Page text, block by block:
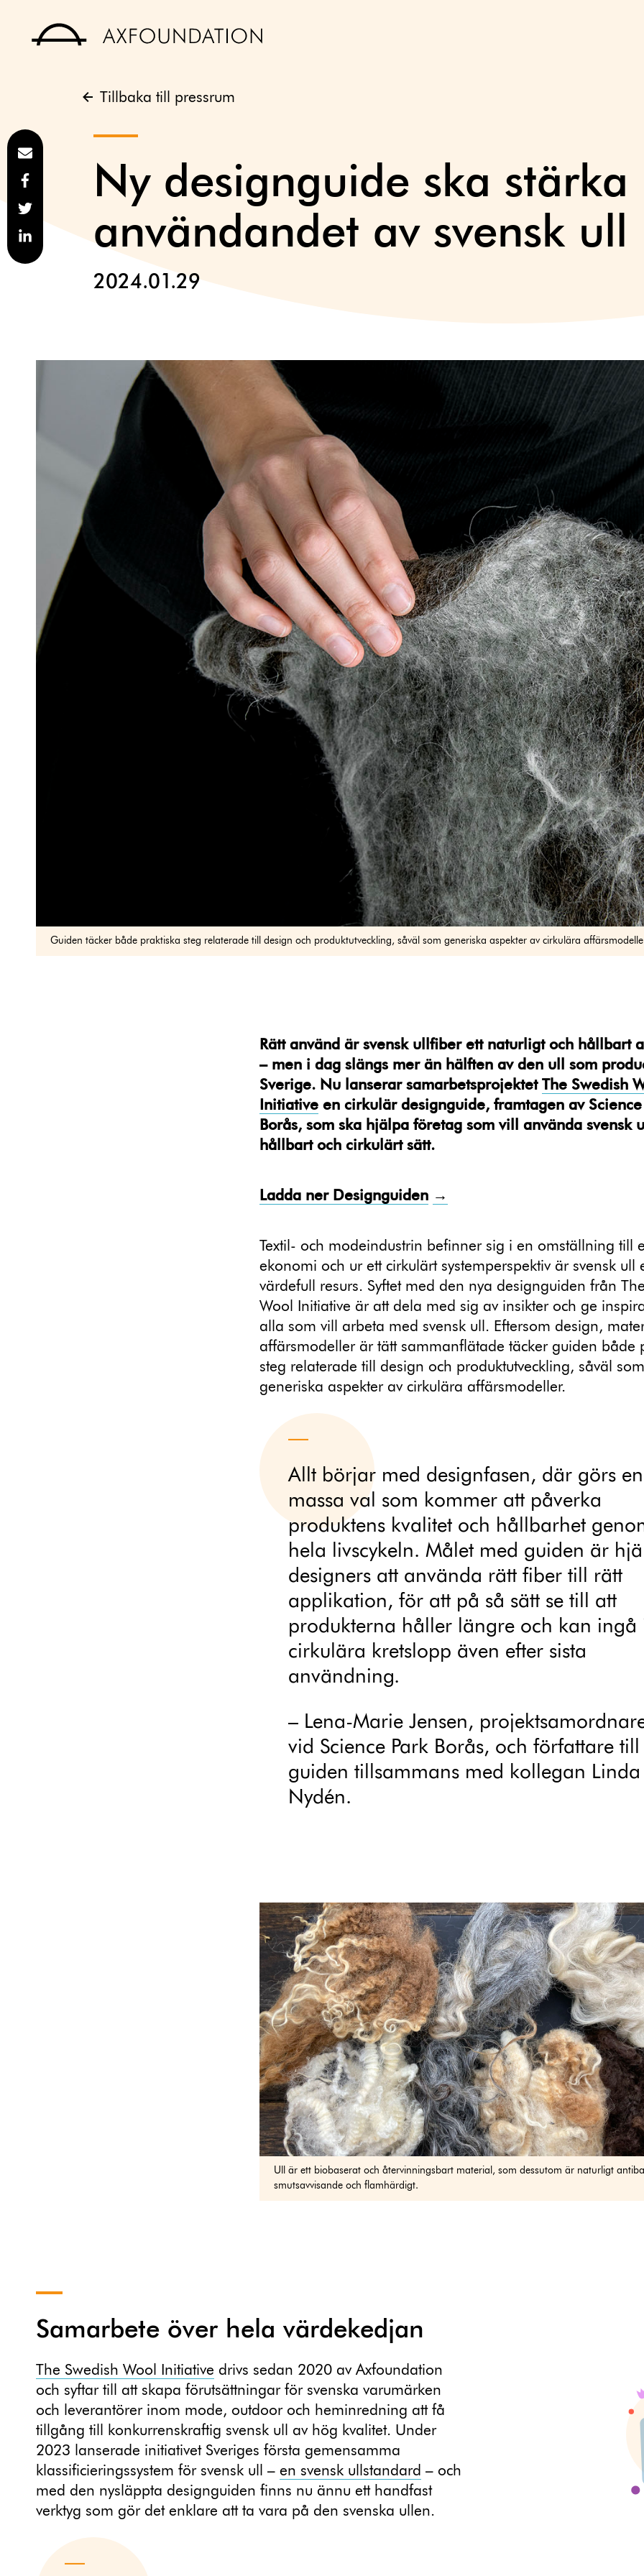
Tillbaka till pressrum
Ny designguide ska stärka
användandet av svensk ull
2024.01.29
Guiden täcker både praktiska steg relaterade till design och produktutveckling, såväl som generiska aspekter av cirkulära
Rätt använd är svensk ullfiber ett naturligt och hållbart
– men i dag slängs mer än hälften av den ull som
Sverige. Nu lanserar samarbetsprojektet The Swedish
Initiative en cirkulär designguide, framtagen av Science
Borås, som ska hjälpa företag som vill använda svensk
hållbart och cirkulärt sätt.
Ladda ner Designguiden →
Textil- och modeindustrin befinner sig i en omställning till
ekonomi och ur ett cirkulärt systemperspektiv är svensk ull
värdefull resurs. Syftet med den nya designguiden från
Wool Initiative är att dela med sig av insikter och ge
alla som vill arbeta med svensk ull. Eftersom design,
affärsmodeller är tätt sammanflätade täcker guiden både
steg relaterade till design och produktutveckling, såväl som
generiska aspekter av cirkulära affärsmodeller.
Allt börjar med designfasen, där görs en
massa val som kommer att påverka
produktens kvalitet och hållbarhet
hela livscykeln. Målet med guiden är
designers att använda rätt fiber till rätt
applikation, för att på så sätt se till att
produkterna håller längre och kan ingå
cirkulära kretslopp även efter sista
användning.
– Lena-Marie Jensen,
vid Science Park Borås, och författare till
guiden tillsammans med kollegan Linda
Nydén.
Ull är ett biobaserat och återvinningsbart material, som dessutom är naturligt
smutsavvisande och flamhärdigt.
Samarbete över hela värdekedjan
The Swedish Wool Initiative drivs sedan 2020 av Axfoundation
och syftar till att skapa förutsättningar för svenska varumärken
och leverantörer inom mode, outdoor och heminredning att få
tillgång till konkurrenskraftig svensk ull av hög kvalitet. Under
2023 lanserade initiativet Sveriges första gemensamma
klassificieringssystem för svensk ull – en svensk ullstandard – och
med den nysläppta designguiden finns nu ännu ett handfast
verktyg som gör det enklare att ta vara på den svenska ullen.